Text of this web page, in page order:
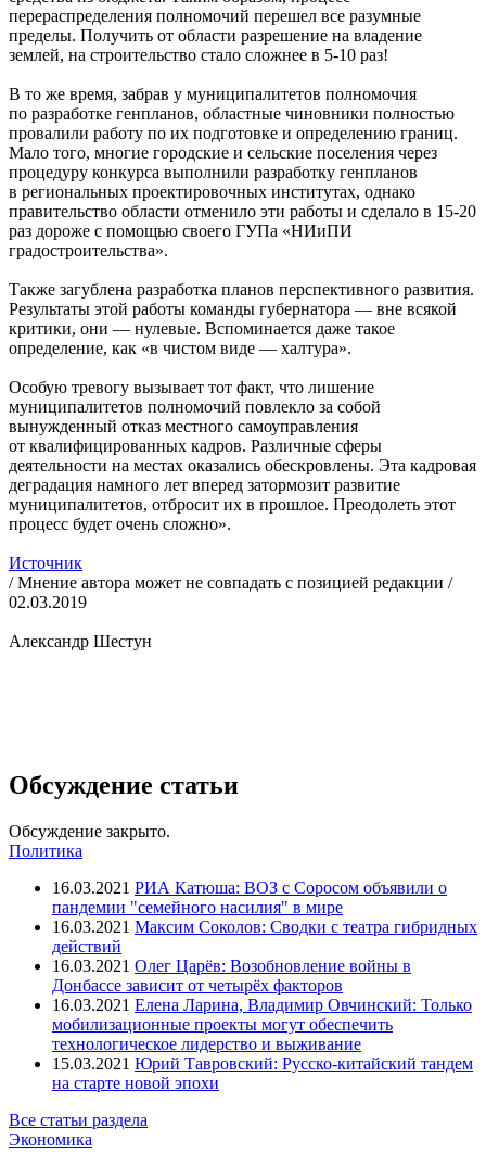
перераспределения полномочий перешел все разумные
пределы. Получить от области разрешение на владение
землей, на строительство стало сложнее в 5-10 раз!
В то же время, забрав у муниципалитетов полномочия
по разработке генпланов, областные чиновники полностью
провалили работу по их подготовке и определению границ.
Мало того, многие городские и сельские поселения через
процедуру конкурса выполнили разработку генпланов
в региональных проектировочных институтах, однако
правительство области отменило эти работы и сделало в 15-20
раз дороже с помощью своего ГУПа «НИиПИ
градостроительства».
Также загублена разработка планов перспективного развития.
Результаты этой работы команды губернатора — вне всякой
критики, они — нулевые. Вспоминается даже такое
определение, как «в чистом виде — халтура».
Особую тревогу вызывает тот факт, что лишение
муниципалитетов полномочий повлекло за собой
вынужденный отказ местного самоуправления
от квалифицированных кадров. Различные сферы
деятельности на местах оказались обескровлены. Эта кадровая
деградация намного лет вперед затормозит развитие
муниципалитетов, отбросит их в прошлое. Преодолеть этот
процесс будет очень сложно».
Источник
/ Мнение автора может не совпадать с позицией редакции /
02.03.2019
Александр Шестун
Обсуждение статьи
Обсуждение закрыто.
Политика
16.03.2021 РИА Катюша: ВОЗ с Соросом объявили о
пандемии "семейного насилия" в мире
16.03.2021 Максим Соколов: Сводки с театра гибридных
действий
16.03.2021 Олег Царёв: Возобновление войны в
Донбассе зависит от четырёх факторов
16.03.2021 Елена Ларина, Владимир Овчинский: Только
мобилизационные проекты могут обеспечить
технологическое лидерство и выживание
15.03.2021 Юрий Тавровский: Русско-китайский тандем
на старте новой эпохи
Все статьи раздела
Экономика